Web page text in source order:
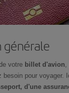
votre billet d'avion,
besoin pour
d'une